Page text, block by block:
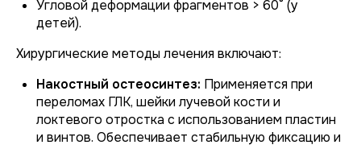
Угловой деформации фрагментов > 60° (у
детей).
Хирургические методы лечения включают:
Накостный остеосинтез: Применяется при
переломах ГЛК, шейки лучевой кости и
локтевого отростка с использованием пластин
и винтов. Обеспечивает стабильную фиксацию и